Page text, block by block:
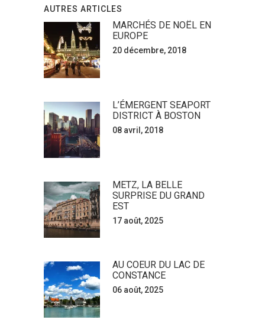
AUTRES ARTICLES
MARCHÉS DE NOËL EN
EUROPE
20 décembre, 2018
L’ÉMERGENT SEAPORT
DISTRICT À BOSTON
08 avril, 2018
METZ, LA BELLE
SURPRISE DU GRAND
EST
17 août, 2025
AU COEUR DU LAC DE
CONSTANCE
06 août, 2025